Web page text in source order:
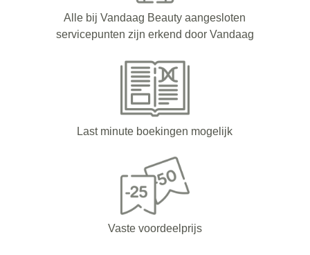
Alle bij Vandaag Beauty aangesloten
servicepunten zijn erkend door Vandaag
Last minute boekingen mogelijk
Vaste voordeelprijs